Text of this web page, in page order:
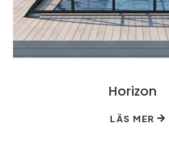
Horizon
LÄS MER